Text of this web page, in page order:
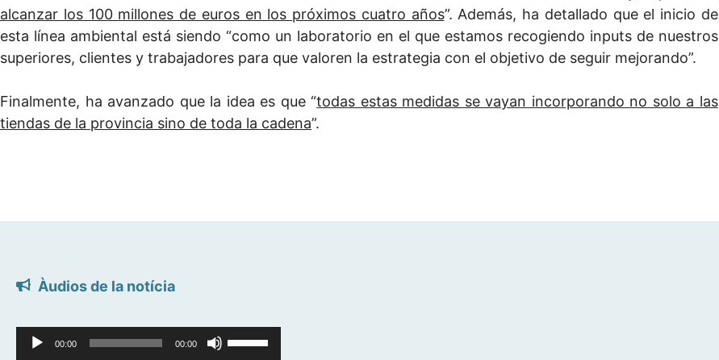
alcanzar los 100 millones de euros en los próximos cuatro años”. Además, ha detallado que el inicio de
esta línea ambiental está siendo “como un laboratorio en el que estamos recogiendo inputs de nuestros
superiores, clientes y trabajadores para que valoren la estrategia con el objetivo de seguir mejorando”.
Finalmente, ha avanzado que la idea es que “todas estas medidas se vayan incorporando no solo a las
tiendas de la provincia sino de toda la cadena”.
Àudios de la notícia
Reproductor
00:00 00:00
Feu
Reproductor